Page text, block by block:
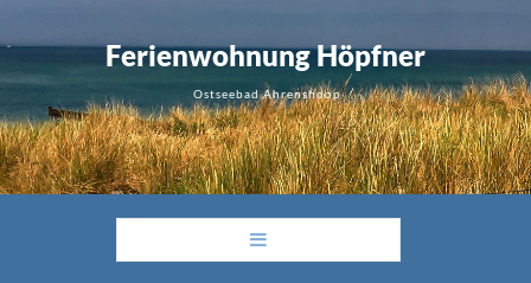
FerienwohnungHöpfner
Ostseebad Ahrenshoop